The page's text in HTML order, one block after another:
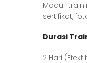
Modul
sertifikat,
Durasi
2 Hari